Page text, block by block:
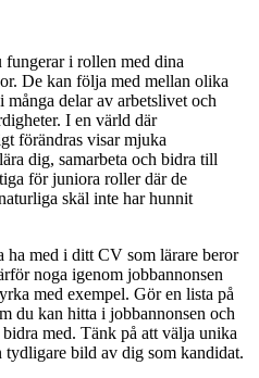
i rollen med dina
De kan följa med mellan olika
delar av arbetslivet och
I en värld där
förändras visar mjuka
dig, samarbeta och bidra till
för juniora roller där de
skäl inte har hunnit
ha med i ditt CV som lärare beror
noga igenom jobbannonsen
med exempel. Gör en lista på
du kan hitta i jobbannonsen och
med. Tänk på att välja unika
bild av dig som kandidat.